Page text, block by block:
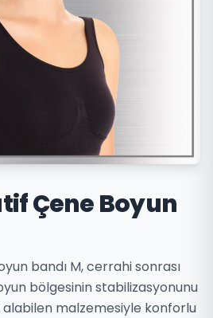
Çene Boyun
bandı M, cerrahi sonrası
bölgesinin stabilizasyonunu
malzemesiyle konforlu